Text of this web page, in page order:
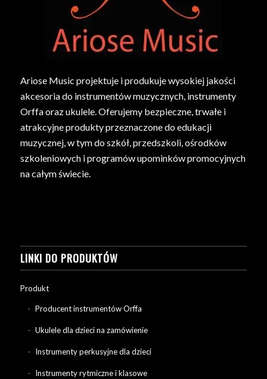
Ariose Music projektuje i produkuje wysokiej jakości
akcesoria do instrumentów muzycznych, instrumenty
Orffa oraz ukulele. Oferujemy bezpieczne, trwałe i
atrakcyjne produkty przeznaczone do edukacji
muzycznej, w tym do szkół, przedszkoli, ośrodków
szkoleniowych i programów upominków promocyjnych
na całym świecie.
LINKI DO PRODUKTÓW
Produkt
Producent instrumentów Orffa
Ukulele dla dzieci na zamówienie
Instrumenty perkusyjne dla dzieci
Instrumenty rytmiczne i klasowe